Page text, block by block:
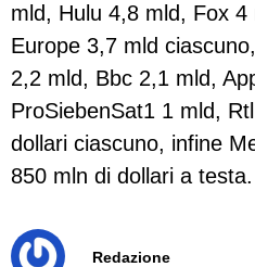
mld, Hulu 4,8 mld, Fox
Europe 3,7 mld
2,2 mld, Bbc 2,1 mld,
ProSiebenSat1 1 mld,
dollari ciascuno, infine
850 mln di dollari a
Redazione